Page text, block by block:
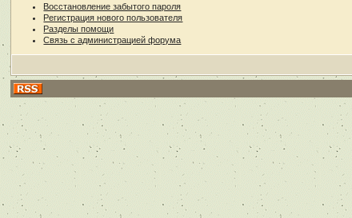
Восстановление забытого пароля
Регистрация нового пользователя
Разделы помощи
Связь с администрацией форума